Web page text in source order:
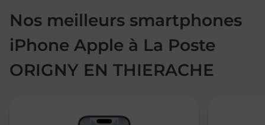
Nos meilleurs smartphones
iPhone Apple à La Poste
ORIGNY EN THIERACHE